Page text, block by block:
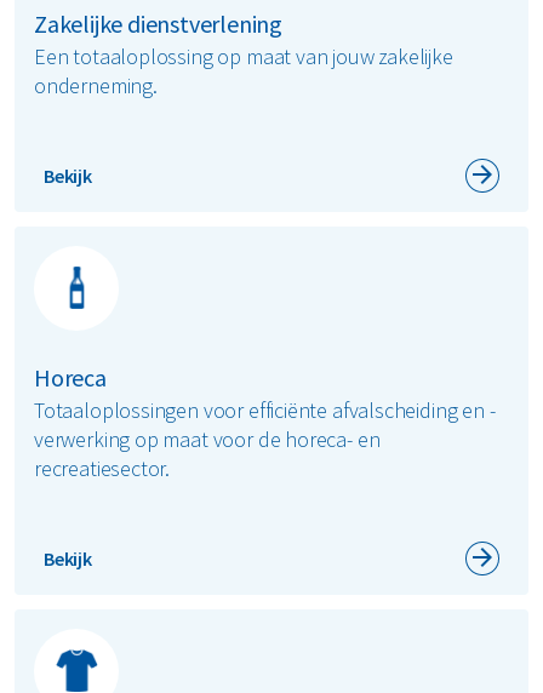
Zakelijke dienstverlening
Een totaaloplossing op maat van jouw zakelijke
onderneming.
Bekijk
Horeca
Totaaloplossingen voor efficiënte afvalscheiding en -
verwerking op maat voor de horeca- en
recreatiesector.
Bekijk